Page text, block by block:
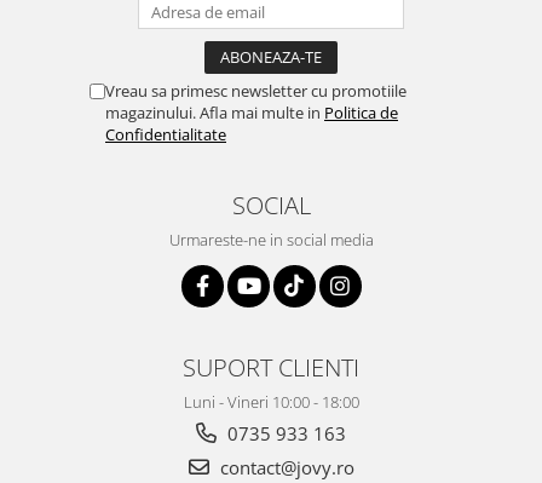
Vreau sa primesc newsletter cu promotiile
magazinului. Afla mai multe in Politica de
Confidentialitate
SOCIAL
Urmareste-ne in social media
SUPORT CLIENTI
Luni - Vineri 10:00 - 18:00
0735 933 163
contact@jovy.ro